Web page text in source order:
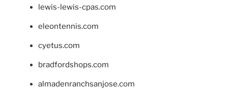
lewis-lewis-cpas.com
eleontennis.com
cyetus.com
bradfordshops.com
almadenranchsanjose.com